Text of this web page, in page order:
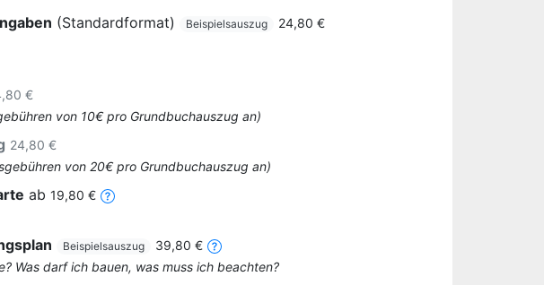
(Standardformat) Beispielsauszug
24,80 €
€
von 10€ pro Grundbuchauszug an)
24,80 €
von 20€ pro Grundbuchauszug an)
ab 19,80 €
Beispielsauszug
39,80 €
Was darf ich bauen, was muss ich beachten?